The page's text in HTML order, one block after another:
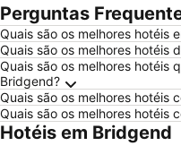
Perguntas
Quais são os melhores hotéis
Quais são os melhores hotéis
Quais são os melhores hotéis
Bridgend?
Quais são os melhores hotéis
Quais são os melhores hotéis
Hotéis em Bridgend